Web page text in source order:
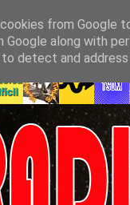
from Google
Google along with
detect and address